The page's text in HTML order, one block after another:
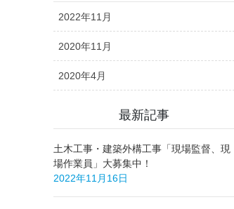
2022年11月
2020年11月
2020年4月
最新記事
土木工事・建築外構工事「現場監督、現
場作業員」大募集中！
2022年11月16日